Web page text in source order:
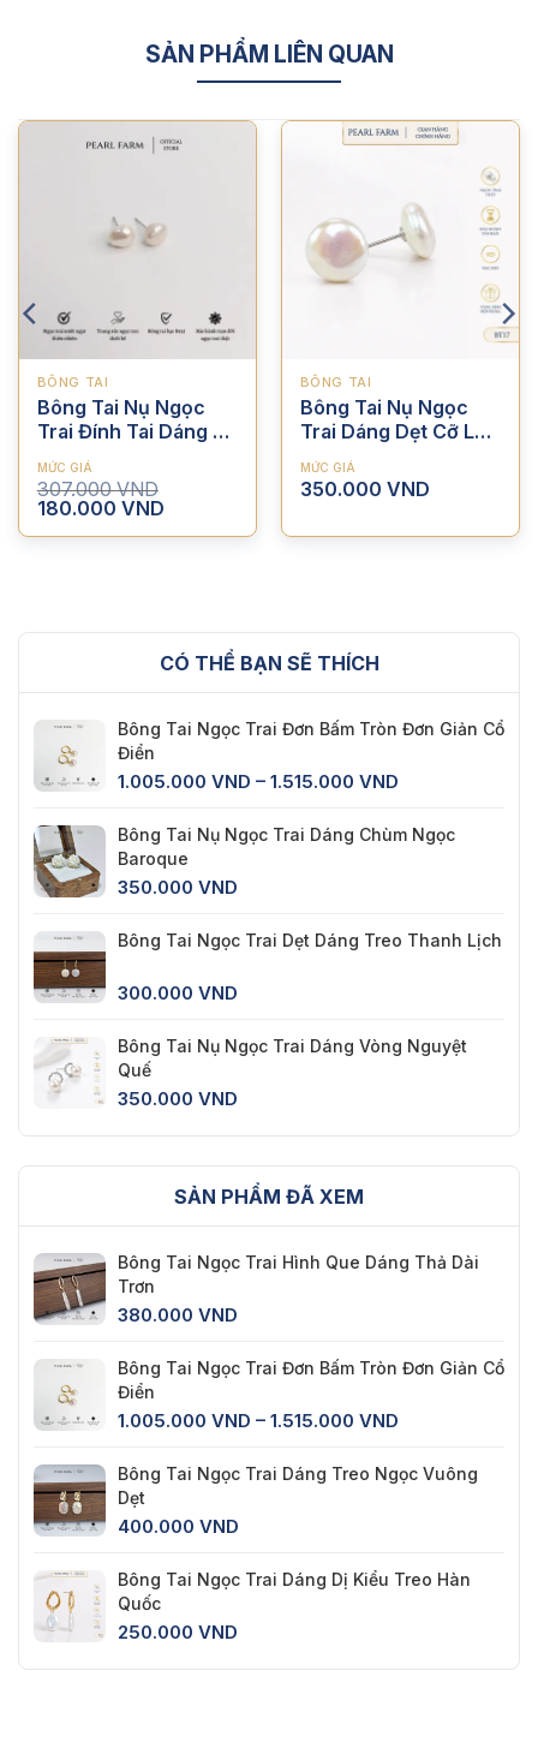
SẢN PHẨM LIÊN QUAN
BÔNG TAI
Bông Tai Nụ Ngọc
Trai Đính Tai Dáng Dị
Trẻ Trung Phong
Cách
MỨC GIÁ
307.000VND
Giá
gốc
là:
180.000 VNDGiá
tại
BÔNG TAI
Bông Tai Nụ Ngọc
Trai Dáng Dẹt Cỡ Lớn
Thời Trang
MỨC GIÁ
350.000 VND
CÓ THỂ BẠN SẼ THÍCH
Bông Tai Ngọc Trai Đơn Bấm Tròn Đơn Giản Cổ
Điển
1.005.000 VND – 1.515.000 VND
từ
1.005.000 VND
Bông Tai Nụ Ngọc Trai Dáng Chùm Ngọc
Baroque
350.000 VND
Bông Tai Ngọc Trai Dẹt Dáng Treo Thanh Lịch
300.000 VND
Bông Tai Nụ Ngọc Trai Dáng Vòng Nguyệt
Quế
350.000 VND
SẢN PHẨM ĐÃ XEM
Bông Tai Ngọc Trai Hình Que Dáng Thả Dài
Trơn
380.000 VND
Bông Tai Ngọc Trai Đơn Bấm Tròn Đơn Giản Cổ
Điển
1.005.000 VND – 1.515.000 VND
từ
1.005.000 VND
Bông Tai Ngọc Trai Dáng Treo Ngọc Vuông
Dẹt
400.000 VND
Bông Tai Ngọc Trai Dáng Dị Kiểu Treo Hàn
Quốc
250.000 VND